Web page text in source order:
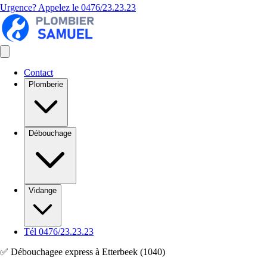
Urgence? Appelez le 0476/23.23.23
Contact
Plomberie
Débouchage
Vidange
Tél 0476/23.23.23
✅ Débouchagee express à Etterbeek (1040)